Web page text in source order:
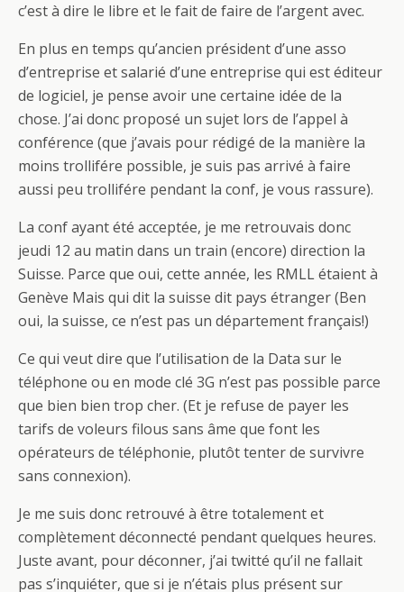
c’est à dire le libre et le fait de faire de l’argent avec.
En plus en temps qu’ancien président d’une asso
d’entreprise et salarié d’une entreprise qui est éditeur
de logiciel, je pense avoir une certaine idée de la
chose. J’ai donc proposé un sujet lors de l’appel à
conférence (que j’avais pour rédigé de la manière la
moins trollifére possible, je suis pas arrivé à faire
aussi peu trollifére pendant la conf, je vous rassure).
La conf ayant été acceptée, je me retrouvais donc
jeudi 12 au matin dans un train (encore) direction la
Suisse. Parce que oui, cette année, les RMLL étaient à
Genève Mais qui dit la suisse dit pays étranger (Ben
oui, la suisse, ce n’est pas un département français!)
Ce qui veut dire que l’utilisation de la Data sur le
téléphone ou en mode clé 3G n’est pas possible parce
que bien bien trop cher. (Et je refuse de payer les
tarifs de voleurs filous sans âme que font les
opérateurs de téléphonie, plutôt tenter de survivre
sans connexion).
Je me suis donc retrouvé à être totalement et
complètement déconnecté pendant quelques heures.
Juste avant, pour déconner, j’ai twitté qu’il ne fallait
pas s’inquiéter, que si je n’étais plus présent sur